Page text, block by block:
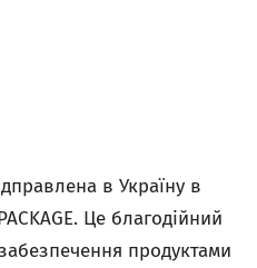
в Україну в
Це благодійний
продуктами